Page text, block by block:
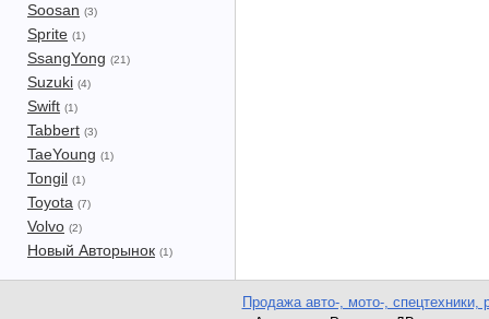
Soosan (3)
Sprite (1)
SsangYong (21)
Suzuki (4)
Swift (1)
Tabbert (3)
TaeYoung (1)
Tongil (1)
Toyota (7)
Volvo (2)
Новый Авторынок (1)
Продажа авто-, мото-, спецтехники,